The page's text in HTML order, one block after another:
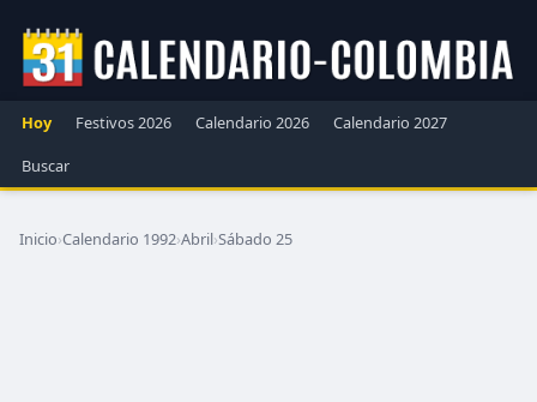
Hoy Festivos 2026 Calendario 2026
Calendario 2027
Buscar
Inicio›Calendario 1992›Abril›Sábado 25